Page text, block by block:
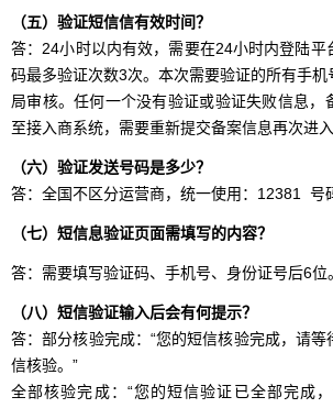
（五）验证短信信有效时间？
答：24小时以内有效，需要在24小时内登陆平
码最多验证次数3次。本次需要验证的所有手
局审核。任何一个没有验证或验证失败信息，
至接入商系统，需要重新提交备案信息再次进
（六）验证发送号码是多少？
答：全国不区分运营商，统一使用：12381 号
（七） 短信息验证页面需填写的内容？
答：需要填写验证码、手机号、身份证号后6位。
（八）短信验证输入后会有何提示？
答：部分核验完成：“您的短信核验完成，请
信核验。”
全部核验完成：“您的短信验证已全部完成